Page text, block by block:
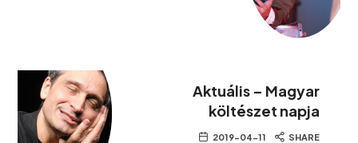
Aktuális – Magyar
költészet napja
2019-04-11 SHARE